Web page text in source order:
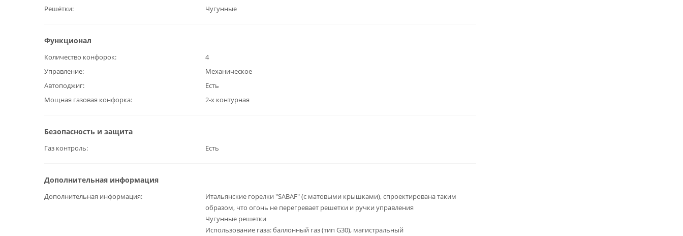
Решётки
Чугунные
Функционал
Количество конфорок
4
Управление
Механическое
Автоподжиг
Есть
Мощная газовая конфорка
2-х контурная
Безопасность и защита
Газ контроль Есть
Дополнительная информация
Дополнительная информация
Итальянские горелки "SABAF" (с матовыми крышками), спроектирована таким
образом, что огонь не перегревает решетки и ручки управления
Чугунные решетки
Использование газа: баллонный газ (тип G30), магистральный